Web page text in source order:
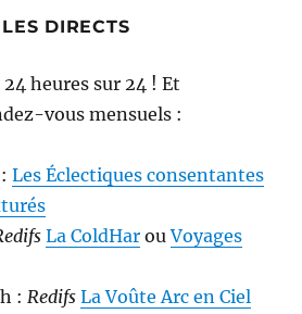
DIRECTS
24 heures sur 24 ! Et
vous mensuels :
:Les Éclectiques consentantes
La ColdHar ouVoyages
: Redifs La Voûte Arc en Ciel